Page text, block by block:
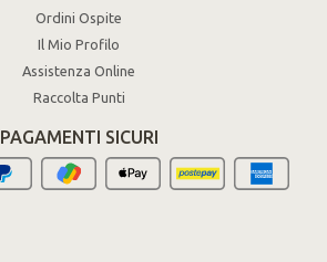
Ordini Ospite
Il Mio Profilo
Assistenza Online
Raccolta Punti
PAGAMENTI SICURI